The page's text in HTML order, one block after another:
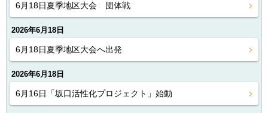
6月18日夏季地区大会 団体戦
2026年6月18日
6月18日夏季地区大会へ出発
2026年6月18日
6月16日「坂口活性化プロジェクト」始動